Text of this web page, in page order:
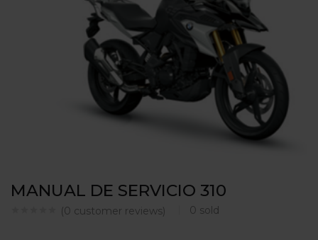
MANUAL DE SERVICIO 310
(0 customer reviews) 0 sold